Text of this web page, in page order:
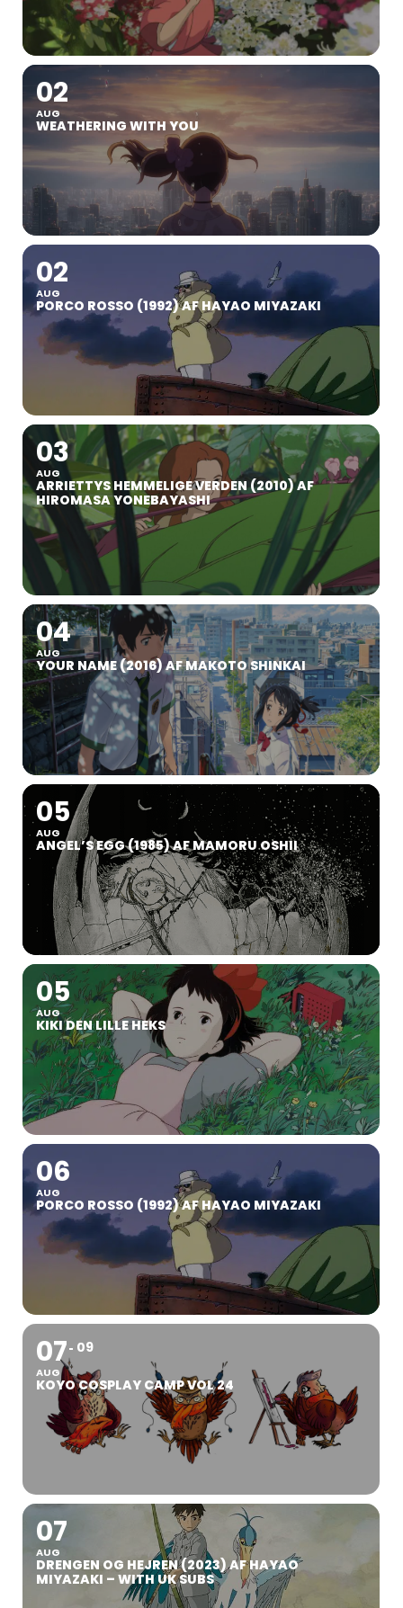
02
AUG
WEATHERING WITH YOU
02
AUG
PORCO ROSSO (1992) AF HAYAO MIYAZAKI
03
AUG
ARRIETTYS HEMMELIGE VERDEN (2010) AF
HIROMASA YONEBAYASHI
04
AUG
YOUR NAME (2016) AF MAKOTO SHINKAI
05
AUG
ANGEL’S EGG (1985) AF MAMORU OSHII
05
AUG
KIKI DEN LILLE HEKS
06
AUG
PORCO ROSSO (1992) AF HAYAO MIYAZAKI
07
AUG
09
KOYO COSPLAY CAMP VOL 24
07
AUG
DRENGEN OG HEJREN (2023) AF HAYAO
MIYAZAKI – WITH UK SUBS